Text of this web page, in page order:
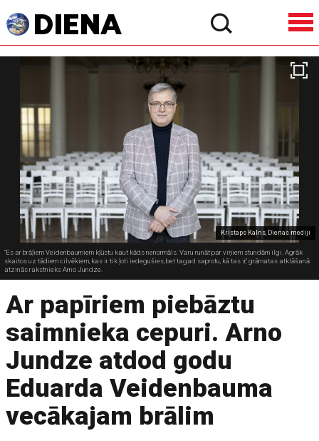
Kristaps Kalns, Dienas mediji
"Es ar brāļiem Veidenbaumiem kļūstu kaut kāds nenormāls. Varu runāt par viņiem stundām ilgi. Agrāk
skaitos uz tādiem cilvēkiem, kas ir tik ļoti iedegušies, bet tagad saprotu, kā tas ir," grāmatas atklāšanā
atzinās rakstnieks Arno Jundze.
Ar papīriem piebāztu
saimnieka cepuri. Arno
Jundze atdod godu
Eduarda Veidenbauma
vecākajam brālim